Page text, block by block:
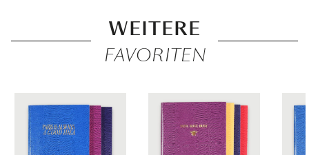
WEITERE
FAVORITEN